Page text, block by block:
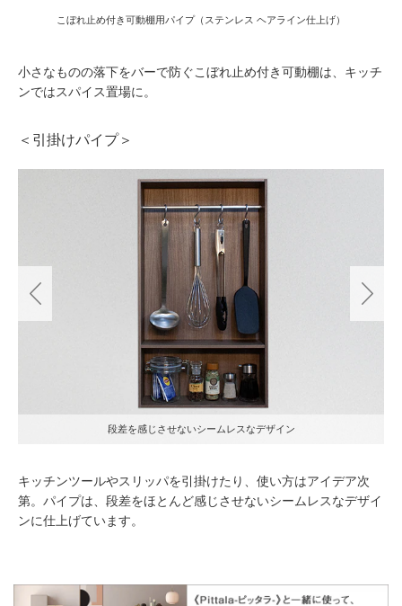
こぼれ止め付き可動棚の使用例
小さなものの落下をバーで防ぐこぼれ止め付き可動棚は、キッチ
ンではスパイス置場に。
＜引掛けパイプ＞
引掛けパイプ（ステンレス ヘアライン仕上げ）
キッチンツールやスリッパを引掛けたり、使い方はアイデア次
第。パイプは、段差をほとんど感じさせないシームレスなデザイ
ンに仕上げています。